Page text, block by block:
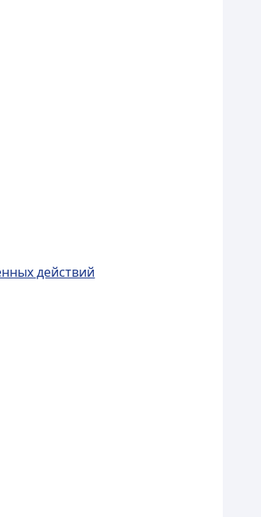
действий